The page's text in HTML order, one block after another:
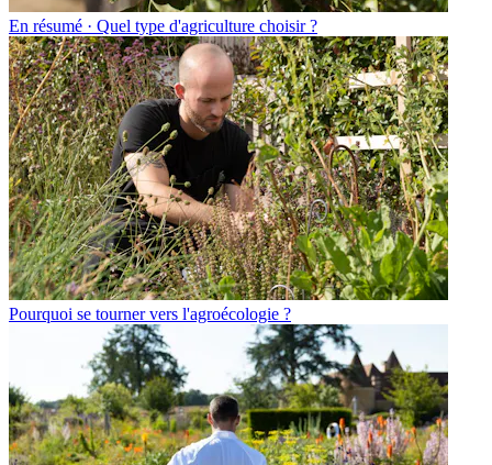
En résumé · Quel type d'agriculture choisir ?
Pourquoi se tourner vers l'agroécologie ?